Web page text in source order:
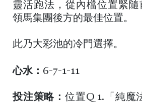
靈活跑法，從內檔位置緊
領馬集團後方的最佳位置。
此乃大彩池的冷門選擇。
心水： 6-7-1-11
投注策略： 位置Q 1.「純魔